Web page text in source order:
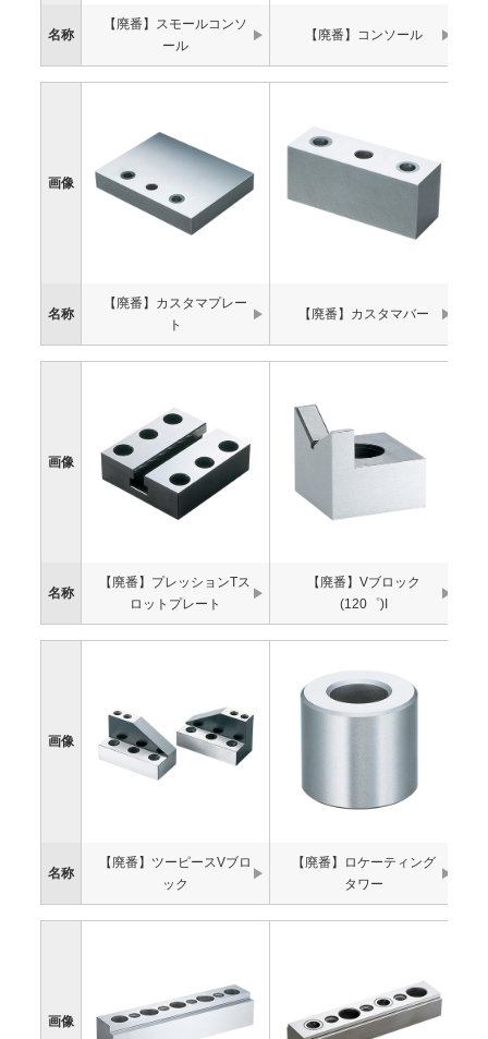
名称
【廃番】スモールコンソ
ール
【廃番】コンソール
画像
名称
【廃番】カスタマプレー
ト
【廃番】カスタマバー
画像
名称
【廃番】プレッションTス
ロットプレート
【廃番】Vブロック
(120゜)I
画像
名称
【廃番】ツーピースVブロ
ック
【廃番】ロケーティング
タワー
画像